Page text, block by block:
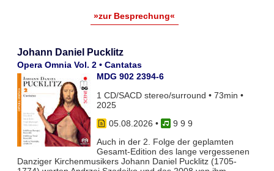
»zur Besprechung«
Johann Daniel Pucklitz
Opera Omnia Vol. 2 • Cantatas
MDG 902 2394-6
1 CD/SACD stereo/surround • 73min •
2025
05.08.2026 •
9 9 9
Auch in der 2. Folge der geplamten
Gesamt-Edition des lange vergessenen
Danziger Kirchenmusikers Johann Daniel Pucklitz (1705-